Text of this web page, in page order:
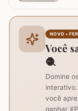
NOVO •
Você
🧶
Domine
interativo.
você
ganhar